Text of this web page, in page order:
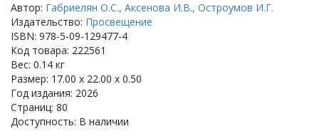
Автор: Габриелян О.С., Аксенова И.В., Остроумов И.Г.
Издательство: Просвещение
ISBN: 978-5-09-129477-4
Код товара: 222561
Вес: 0.14 кг
Размер: 17.00 x 22.00 x 0.50
Год издания: 2026
Страниц: 80
Доступность: В наличии